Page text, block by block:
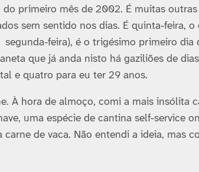
primeiro mês de 2002. É muitas outras
sem sentido nos dias. É quinta-feira, o
feira), é o trigésimo primeiro dia
que já anda nisto há gaziliões de
e quatro para eu ter 29 anos.
À hora de almoço, comi a mais insólita
uma espécie de cantina self-service
de vaca. Não entendi a ideia, mas